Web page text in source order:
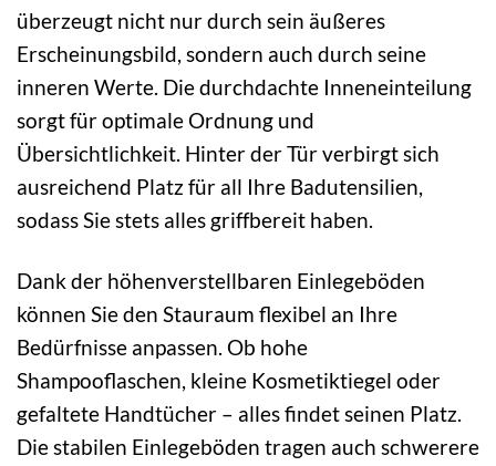
überzeugt nicht nur durch sein äußeres
Erscheinungsbild, sondern auch durch seine
inneren Werte. Die durchdachte Inneneinteilung
sorgt für optimale Ordnung und
Übersichtlichkeit. Hinter der Tür verbirgt sich
ausreichend Platz für all Ihre Badutensilien,
sodass Sie stets alles griffbereit haben.
Dank der höhenverstellbaren Einlegeböden
können Sie den Stauraum flexibel an Ihre
Bedürfnisse anpassen. Ob hohe
Shampooflaschen, kleine Kosmetiktiegel oder
gefaltete Handtücher – alles findet seinen Platz.
Die stabilen Einlegeböden tragen auch schwerere